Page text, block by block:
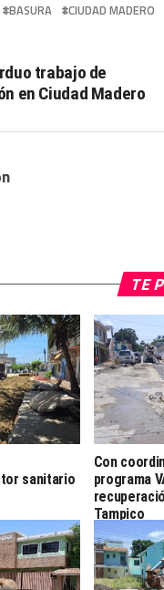
BASURA CIUDAD MADERO
trabajo de
en Ciudad Madero
TE
sanitario
Con
programa
Tampico